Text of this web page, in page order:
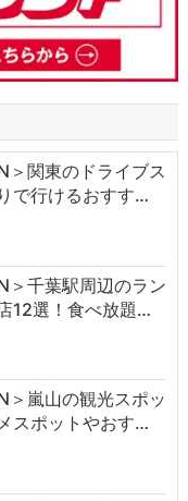
＞関東のドライブス
で行けるおすす…
＞千葉駅周辺のラン
12選！食べ放題…
＞嵐山の観光スポッ
スポットやおす…